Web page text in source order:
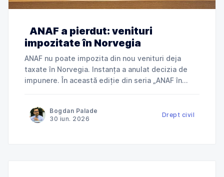
ANAF a pierdut: venituri
impozitate în Norvegia
ANAF nu poate impozita din nou venituri deja
taxate în Norvegia. Instanța a anulat decizia de
impunere. În această ediție din seria „ANAF în
încerca să taxeze în România venituri deja
impozitate în Norvegia și ce
Bogdan Palade
30 iun. 2026
Drept civil